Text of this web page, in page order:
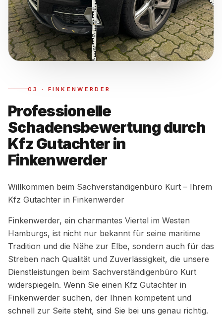
03 · FINKENWERDER
Professionelle
Schadensbewertung durch
Kfz Gutachter in
Finkenwerder
Willkommen beim Sachverständigenbüro Kurt – Ihrem
Kfz Gutachter in Finkenwerder
Finkenwerder, ein charmantes Viertel im Westen
Hamburgs, ist nicht nur bekannt für seine maritime
Tradition und die Nähe zur Elbe, sondern auch für das
Streben nach Qualität und Zuverlässigkeit, die unsere
Dienstleistungen beim Sachverständigenbüro Kurt
widerspiegeln. Wenn Sie einen Kfz Gutachter in
Finkenwerder suchen, der Ihnen kompetent und
schnell zur Seite steht, sind Sie bei uns genau richtig.